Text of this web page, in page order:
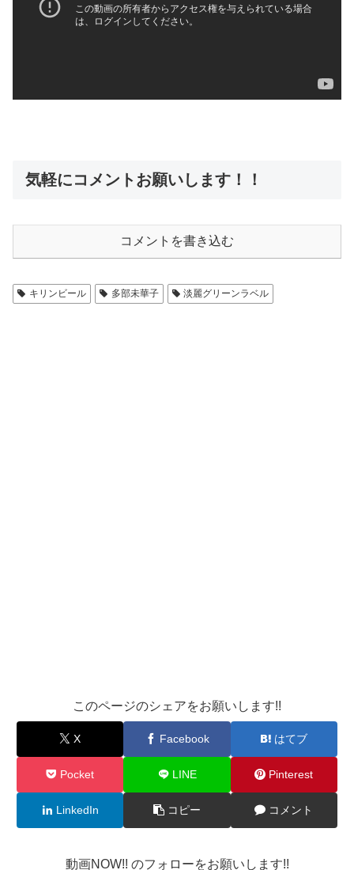
気軽にコメントお願いします！！
コメントを書き込む
キリンビール 多部未華子 淡麗グリーンラベル
このページのシェアをお願いします!!
X Facebook はてブ
Pocket LINE Pinterest
LinkedIn コピー コメント
動画NOW!! のフォローをお願いします!!